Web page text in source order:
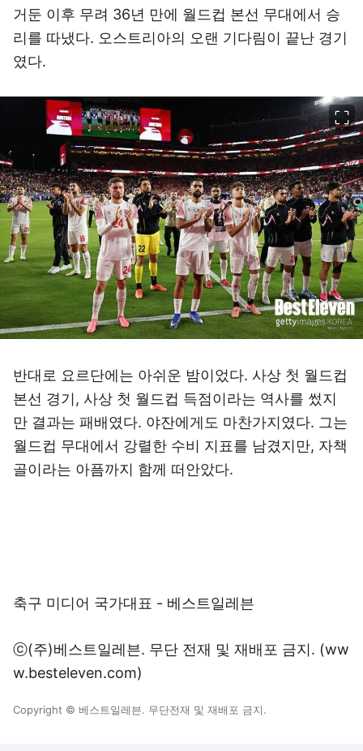
거둔 이후 무려 36년 만에 월드컵 본선 무대에서 승
리를 따냈다. 오스트리아의 오랜 기다림이 끝난 경기
였다.
반대로 요르단에는 아쉬운 밤이었다. 사상 첫 월드컵
본선 경기, 사상 첫 월드컵 득점이라는 역사를 썼지
만 결과는 패배였다. 야잔에게도 마찬가지였다. 그는
월드컵 무대에서 강렬한 수비 지표를 남겼지만, 자책
골이라는 아픔까지 함께 떠안았다.
축구 미디어 국가대표 - 베스트일레븐
ⓒ(주)베스트일레븐. 무단 전재 및 재배포 금지. (ww
w.besteleven.com)
Copyright © 베스트일레븐. 무단전재 및 재배포 금지.